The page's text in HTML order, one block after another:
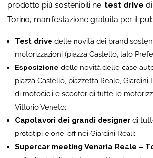
prodotto più sostenibili nei test drive
Torino, manifestazione gratuita per il
Test drive delle novità dei brand
motorizzazioni (piazza Castello, lato
Esposizione delle novità delle case
piazza Castello, piazzetta Reale, Giardini
di motocicli e scooter di tutte le
Vittorio Veneto;
Capolavori dei grandi designer di
prototipi e one-off nei Giardini Reali;
Supercar meeting Venaria Reale –